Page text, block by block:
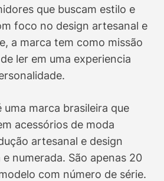
que buscam estilo e
foco no design artesanal e
a marca tem como missão
ler em uma experiencia
uma marca brasileira que
acessórios de moda
artesanal e design
numerada. São apenas 20
com número de série.